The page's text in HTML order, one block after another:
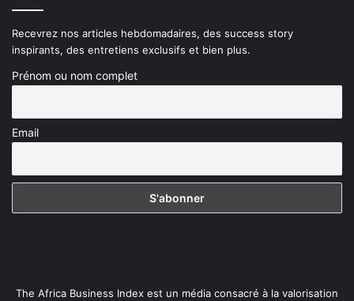
Recevrez nos articles hebdomadaires, des success story
inspirants, des entretiens exclusifs et bien plus.
Prénom ou nom complet
Email
The Africa Business Index est un média consacré à la valorisation